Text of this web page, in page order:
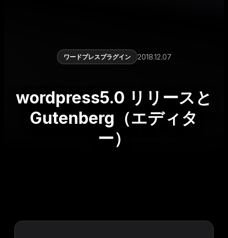
ワードプレスプラグイン 2018.12.07
wordpress5.0 リリースと
Gutenberg（エディタ
ー）